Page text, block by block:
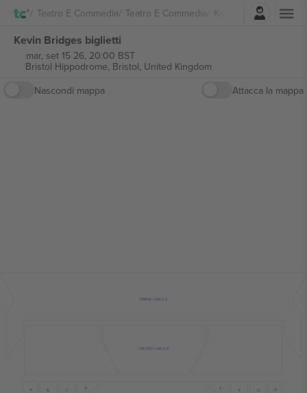
Teatro E Commedia Teatro E Commedia Kevin Bridges
Accesso
Kevin Bridges biglietti
mar, set 15 26, 20:00 BST
Bristol Hippodrome, Bristol, United Kingdom
Nascondi mappa
Attacca la mappa
H
G
F
E
D
C
B
A
GRAND CIRCLE
UPPER CIRCLE